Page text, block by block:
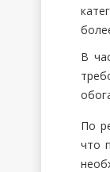
В
По
что